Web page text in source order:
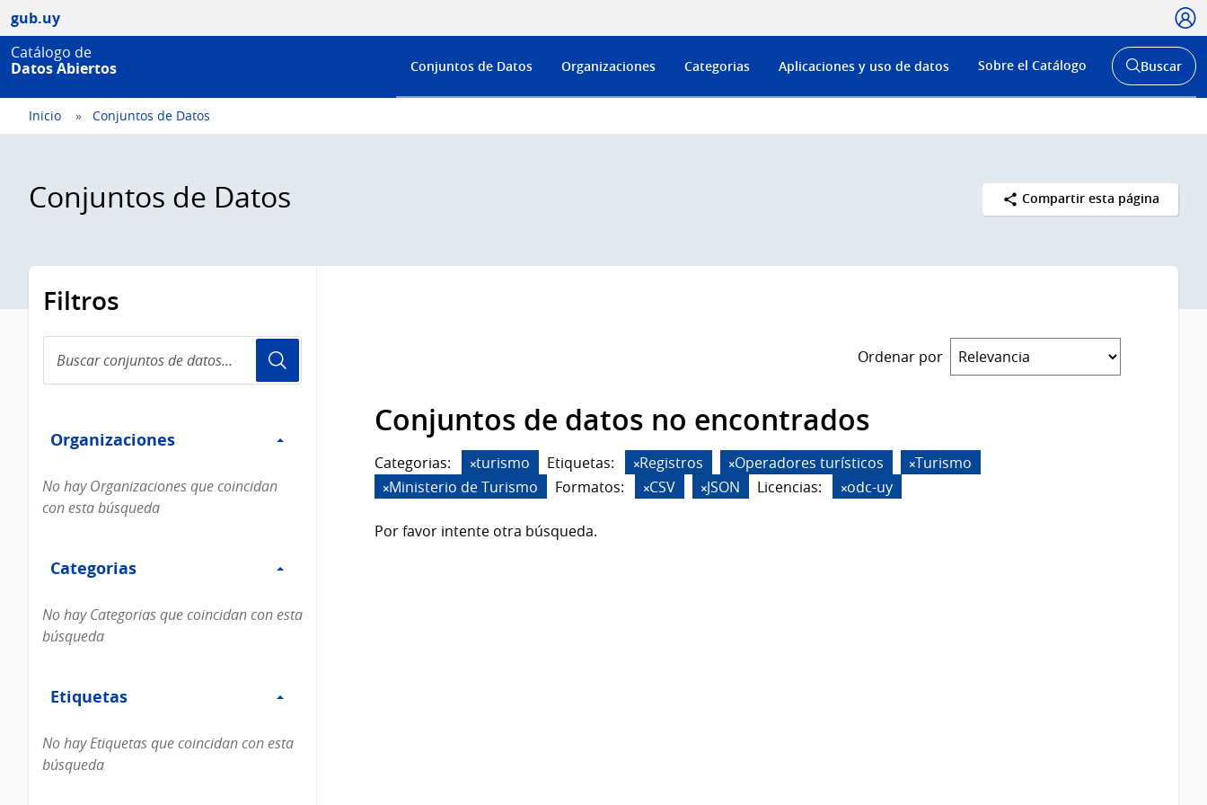
gub.uy
Catálogo de
Datos Abiertos
Menú
de
Conjuntos de Datos Organizaciones Categorias Aplicaciones y uso de datos Sobre el Catálogo
Abrir
buscador
Buscar
Inicio Conjuntos de Datos
Conjuntos de Datos Compartir esta página
Filtros
conjuntos
de
Organizaciones
Organizaciones
No hay Organizaciones que coincidan
con esta búsqueda
Categorias
Categorias
No hay Categorias que coincidan con esta
búsqueda
Etiquetas
Etiquetas
No hay Etiquetas que coincidan con esta
búsqueda
Ordenar por
Conjuntos de datos no encontrados
Categorias: turismo Etiquetas: Registros Operadores turísticos
Turismo
Ministerio de Turismo
Formatos: CSV JSON Licencias: odc-uy
Por favor intente otra búsqueda.